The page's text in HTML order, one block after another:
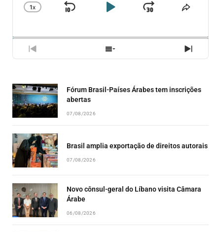
CHANGE
1X
SKIP
PLAYJUMP
PREVIOUS
EPISODE
SHOW
EPISODES
NEXT
Fórum Brasil-Países Árabes tem inscrições
abertas
07/08/2026
Brasil amplia exportação de direitos autorais
07/08/2026
Novo cônsul-geral do Líbano visita Câmara
Árabe
06/08/2026